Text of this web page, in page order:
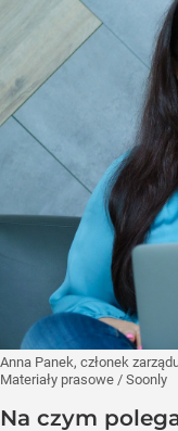
Anna Panek, członek
Materiały prasowe / Soonly
Na czym